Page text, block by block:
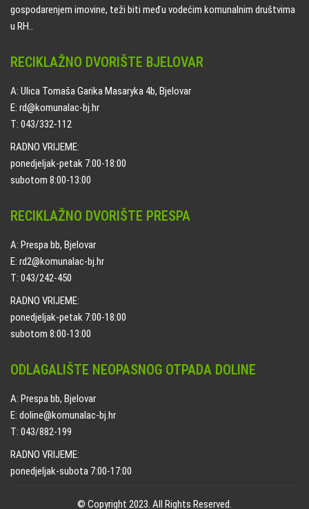
gospodarenjem imovine, teži biti među vodećim komunalnim društvima
u RH..
RECIKLAŽNO DVORIŠTE BJELOVAR
A: Ulica Tomaša Garika Masaryka 4b, Bjelovar
E: rd@komunalac-bj.hr
T: 043/332-112
RADNO VRIJEME:
ponedjeljak-petak 7:00-18:00
subotom 8:00-13:00
RECIKLAŽNO DVORIŠTE PRESPA
A: Prespa bb, Bjelovar
E: rd2@komunalac-bj.hr
T: 043/242-450
RADNO VRIJEME:
ponedjeljak-petak 7:00-18:00
subotom 8:00-13:00
ODLAGALIŠTE NEOPASNOG OTPADA DOLINE
A: Prespa bb, Bjelovar
E: doline@komunalac-bj.hr
T: 043/882-199
RADNO VRIJEME:
ponedjeljak-subota 7:00-17:00
© Copyright 2023. All Rights Reserved.